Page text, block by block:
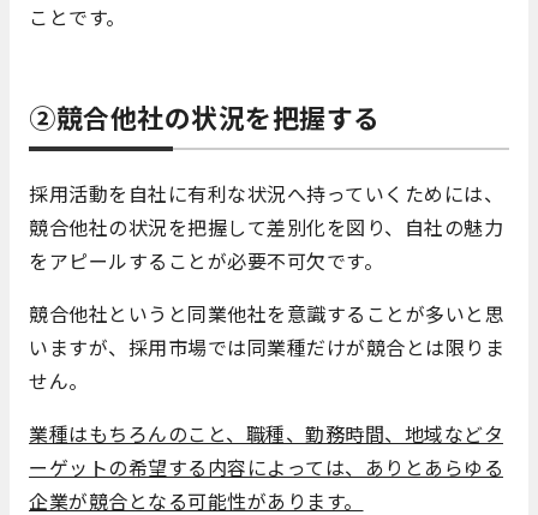
ことです。
②競合他社の状況を把握する
採用活動を自社に有利な状況へ持っていくためには、
競合他社の状況を把握して差別化を図り、自社の魅力
をアピールすることが必要不可欠です。
競合他社というと同業他社を意識することが多いと思
いますが、採用市場では同業種だけが競合とは限りま
せん。
業種はもちろんのこと、職種、勤務時間、地域などタ
ーゲットの希望する内容によっては、ありとあらゆる
企業が競合となる可能性があります。